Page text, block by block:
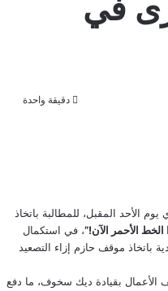
في
دقيقة واحدة
الأحد المقبل، للمطالبة باتخاذ
الأحمر الآن!”، في استكمال
شخص، طالبوا الحكومة الهولندية باتخاذ موقف حازم إزاء التصعيد
بقيادة ديك سخوف، ما دفع